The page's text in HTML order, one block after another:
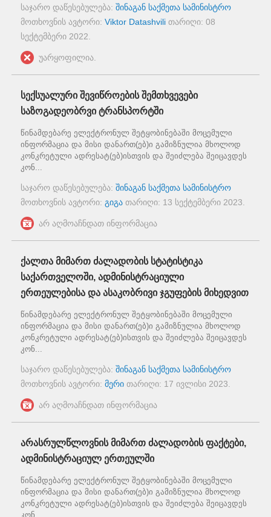
საჯარო დაწესებულება: შინაგან საქმეთა სამინისტრო
მოთხოვნის ავტორი: Viktor Datashvili თარიღი: 08
სექტემბერი 2022
უარყოფილია.
სექსუალური შევიწროების შემთხვევები
საზოგადეობრვი ტრანსპორტში
წინამდებარე ელექტრონულ შეტყობინებაში მოცემული
ინფორმაცია და მისი დანართ(ებ)ი გამიზნულია მხოლოდ
კონკრეტული ადრესატ(ებ)ისთვის და შეიძლება შეიცავდეს
კონ...
საჯარო დაწესებულება: შინაგან საქმეთა სამინისტრო
მოთხოვნის ავტორი: გიგა თარიღი: 13 სექტემბერი 2023
არ აღმოაჩნდათ ინფორმაცია
ქალთა მიმართ ძალადობის სტატისტიკა
საქართველოში, ადმინისტრაციული
ერთეულებისა და ასაკობრივი ჯგუფების მიხედვით
წინამდებარე ელექტრონულ შეტყობინებაში მოცემული
ინფორმაცია და მისი დანართ(ებ)ი გამიზნულია მხოლოდ
კონკრეტული ადრესატ(ებ)ისთვის და შეიძლება შეიცავდეს
კონ...
საჯარო დაწესებულება: შინაგან საქმეთა სამინისტრო
მოთხოვნის ავტორი: მერი თარიღი: 17 ივლისი 2023
არ აღმოაჩნდათ ინფორმაცია
არასრულწლოვნის მიმართ ძალადობის ფაქტები,
ადმინისტრაციულ ერთეულში
წინამდებარე ელექტრონულ შეტყობინებაში მოცემული
ინფორმაცია და მისი დანართ(ებ)ი გამიზნულია მხოლოდ
კონკრეტული ადრესატ(ებ)ისთვის და შეიძლება შეიცავდეს
კონ...